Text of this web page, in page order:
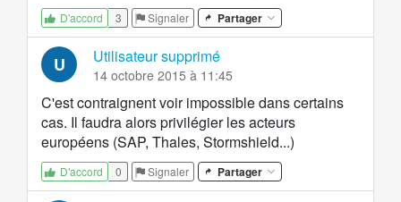
D'accord 3 Signaler Partager
U Utilisateur supprimé
14 octobre 2015 à 11:45
C'est contraignent voir impossible dans certains
cas. Il faudra alors privilégier les acteurs
européens (SAP, Thales, Stormshield...)
D'accord 0 Signaler Partager